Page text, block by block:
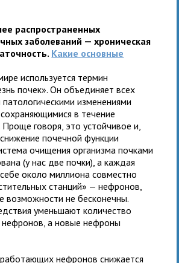
распространенных
заболеваний — хроническая
Какие основные
используется термин
почек». Он объединяет всех
изменениями
в течение
говоря, это устойчивое и,
почечной функции
очищения организма почками
(у нас две почки), а каждая
около миллиона совместно
станций» — нефронов,
возможности не бесконечны.
уменьшают количество
а новые нефроны
нефронов снижается